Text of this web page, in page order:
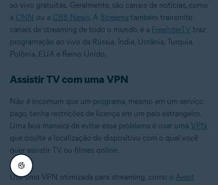
ao vivo gratuitas. Geralmente, são canais de notícias, como
a CNN ou a CBS News. A Streema também transmite
canais de streaming de todo o mundo, e a FreeInterTV traz
programação ao vivo da Rússia, Índia, Ucrânia, Turquia,
Polônia, EUA e Reino Unido.
Assistir TV com uma VPN
Não é incomum que um programa, mesmo em um serviço
pago, tenha restrições de licença em um país estrangeiro.
Uma boa maneira de evitar esse problema é usar uma VPN
que oculte a localização do dispositivo com o qual você
quer assistir TV ou filmes online.
Use uma VPN otimizada para streaming, como o Avast